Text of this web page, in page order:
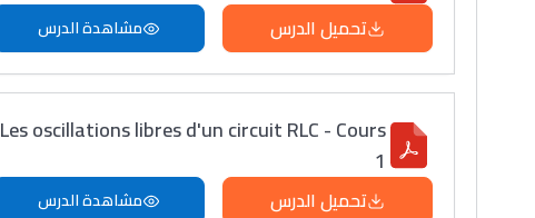
تحميل الدرس مشاهدة الدرس
Les oscillations libres d'un circuit RLC - Cours
1
تحميل الدرس مشاهدة الدرس